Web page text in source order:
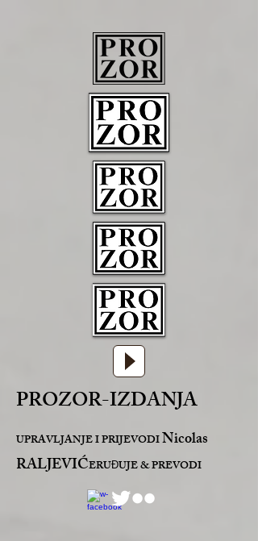
PROZOR-IZDANJA
UPRAVLJANJE I PRIJEVODINicolas
RALJEVIĆERUĐUJE & PREVODI